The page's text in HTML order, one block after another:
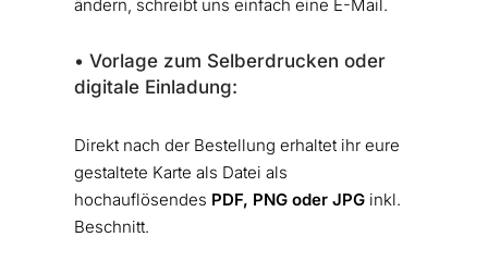
ändern, schreibt uns einfach eine E-Mail.
• Vorlage zum Selberdrucken oder
digitale Einladung:
Direkt nach der Bestellung erhaltet ihr eure
gestaltete Karte als Datei als
hochauflösendes PDF, PNG oder JPGinkl.
Beschnitt.